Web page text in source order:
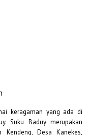
keragaman yang ada di
Suku Baduy merupakan
Desa Kanekes,